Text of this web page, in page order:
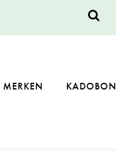
MERKEN KADOBON